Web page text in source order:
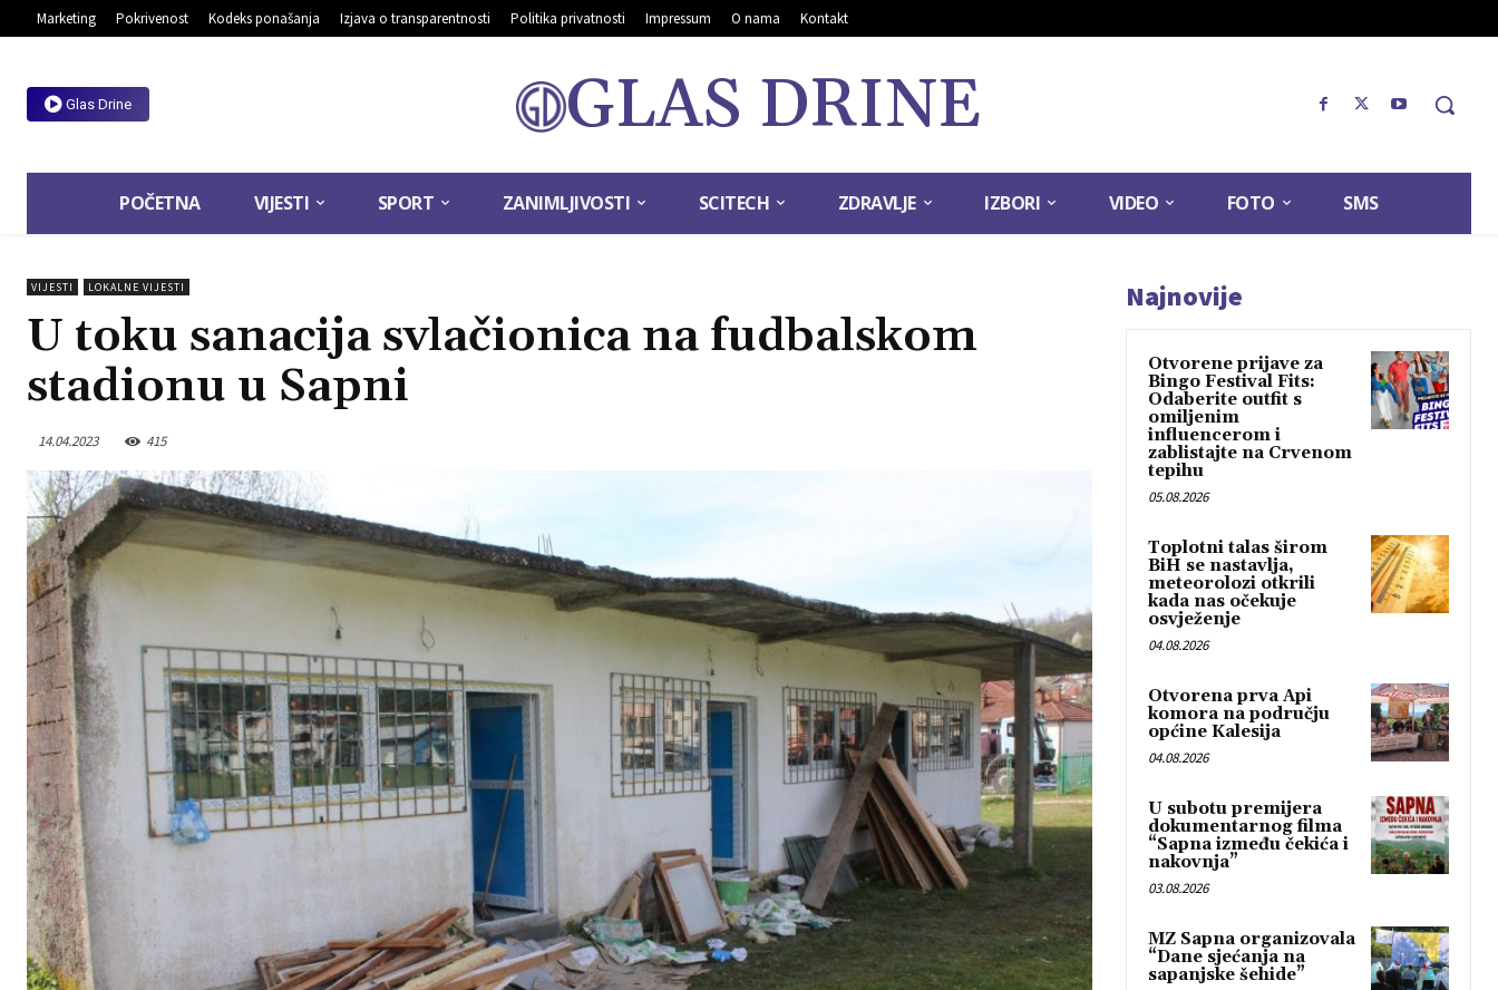
Marketing Pokrivenost Kodeks ponašanja Izjava o transparentnosti Politika privatnosti Impressum O nama Kontakt
Glas Drine GLAS DRINE
POČETNA VIJESTI SPORT ZANIMLJIVOSTI SCITECH ZDRAVLJE IZBORI VIDEO FOTO SMS
VIJESTI LOKALNE VIJESTI
U toku sanacija svlačionica na fudbalskom
stadionu u Sapni
14.04.2023 415
Najnovije
Otvorene prijave za
Bingo Festival Fits:
Odaberite outfit s
omiljenim
influencerom i
zablistajte na Crvenom
tepihu
05.08.2026
Toplotni talas širom
BiH se nastavlja,
meteorolozi otkrili
kada nas očekuje
osvježenje
04.08.2026
Otvorena prva Api
komora na području
općine Kalesija
04.08.2026
U subotu premijera
dokumentarnog filma
“Sapna između čekića i
nakovnja”
03.08.2026
MZ Sapna organizovala
“Dane sjećanja na
sapanjske šehide”